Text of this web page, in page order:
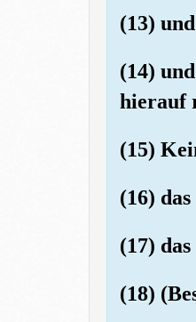
(13)
(14)
hierauf
(15)
(16)
(17)
(18)